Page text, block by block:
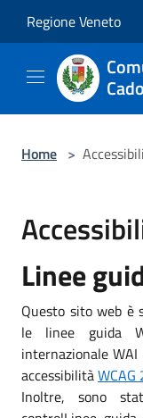
Regione Veneto
Home >
Linee
Questo sito web è
le linee guida
internazionale
accessibilitàWCAG
Inoltre, sono